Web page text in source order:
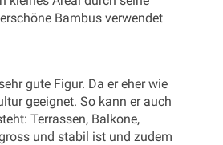
Bambus verwendet
gute Figur. Da er eher wie
geeignet. So kann er auch
Terrassen, Balkone,
und stabil ist und zudem